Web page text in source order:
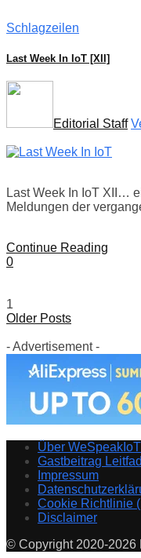
Schlagzeilen
Last Week In IoT [XII]
Editorial Staff
Last Week In IoT XII…
Meldungen der
Continue Reading
0
1
Older Posts
- Advertisement -
Über WeSpeakIoT
Gastbeitrag
Impressum
Cookie Richtlinie
Disclaimer
© Copyright 2020-2026